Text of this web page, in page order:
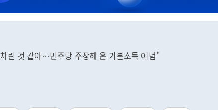
린 것 같아…민주당 주장해 온 기본소득 이념"